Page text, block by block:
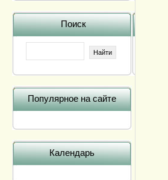
Поиск
Популярное на сайте
Календарь